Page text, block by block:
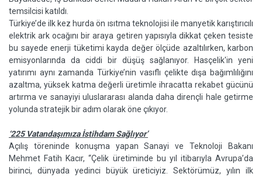
temsilcisi katıldı.
Türkiye’de ilk kez hurda ön ısıtma teknolojisi ile manyetik karıştırıcılı
elektrik ark ocağını bir araya getiren yapısıyla dikkat çeken tesiste
bu sayede enerji tüketimi kayda değer ölçüde azaltılırken, karbon
emisyonlarında da ciddi bir düşüş sağlanıyor. Hasçelik'in yeni
yatırımı aynı zamanda Türkiye’nin vasıflı çelikte dışa bağımlılığını
azaltma, yüksek katma değerli üretimle ihracatta rekabet gücünü
artırma ve sanayiyi uluslararası alanda daha dirençli hale getirme
yolunda stratejik bir adım olarak öne çıkıyor.
‘225 Vatandaşımıza İstihdam Sağlıyor’
Açılış töreninde konuşma yapan Sanayi ve Teknoloji Bakanı
Mehmet Fatih Kacır, “Çelik üretiminde bu yıl itibarıyla Avrupa’da
birinci, dünyada yedinci büyük üreticiyiz. Sektörümüz, yılın ilk